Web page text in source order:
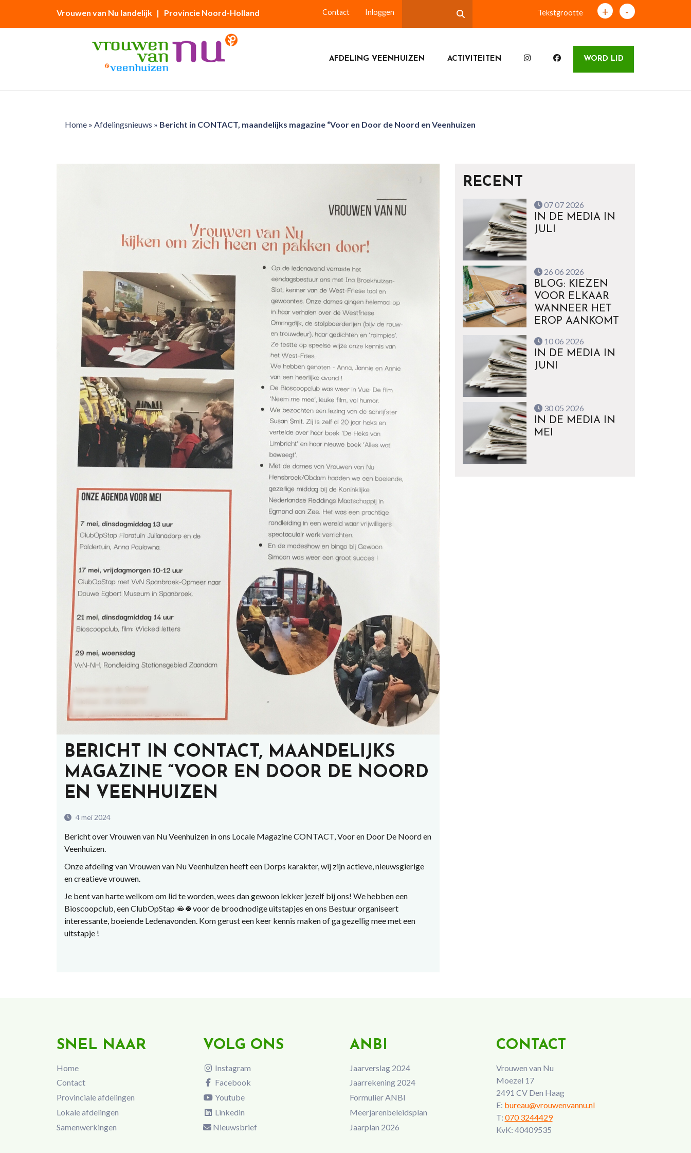
Vrouwen van Nu landelijk | Provincie Noord-Holland Contact Inloggen Tekstgrootte + -
AFDELING VEENHUIZEN ACTIVITEITEN WORD LID
Home» Afdelingsnieuws » Bericht in CONTACT, maandelijks magazine “Voor en Door de Noord en Veenhuizen
BERICHT IN CONTACT, MAANDELIJKS
MAGAZINE “VOOR EN DOOR DE NOORD
EN VEENHUIZEN
4 mei 2024
Bericht over Vrouwen van Nu Veenhuizen in ons Locale Magazine CONTACT, Voor en Door De Noord en
Veenhuizen.
Onze afdeling van Vrouwen van Nu Veenhuizen heeft een Dorps karakter, wij zijn actieve, nieuwsgierige
en creatieve vrouwen.
Je bent van harte welkom om lid te worden, wees dan gewoon lekker jezelf bij ons! We hebben een
Bioscoopclub, een ClubOpStap 🫦🍀voor de broodnodige uitstapjes en ons Bestuur organiseert
interessante, boeiende Ledenavonden. Kom gerust een keer kennis maken of ga gezellig mee met een
uitstapje !
RECENT
07 07 2026
IN DE MEDIA IN
JULI
26 06 2026
BLOG: KIEZEN
VOOR ELKAAR
WANNEER HET
EROP AANKOMT
10 06 2026
IN DE MEDIA IN
JUNI
30 05 2026
IN DE MEDIA IN
MEI
SNEL NAAR
Home
Contact
Provinciale afdelingen
Lokale afdelingen
Samenwerkingen
VOLG ONS
Instagram
Facebook
Youtube
Linkedin
Nieuwsbrief
ANBI
Jaarverslag 2024
Jaarrekening 2024
Formulier ANBI
Meerjarenbeleidsplan
Jaarplan 2026
CONTACT
Vrouwen van Nu
Moezel 17
2491 CV Den Haag
E: bureau@vrouwenvannu.nl
T: 070 3244429
KvK: 40409535